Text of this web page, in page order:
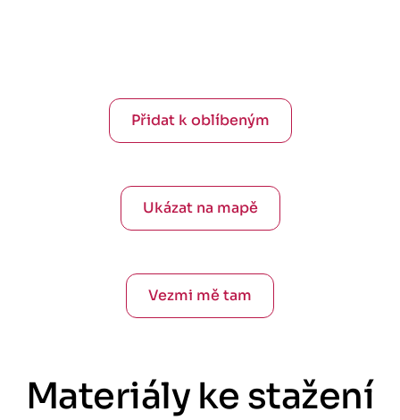
Přidat k oblíbeným
Ukázat na mapě
Vezmi mě tam
Materiály ke stažení